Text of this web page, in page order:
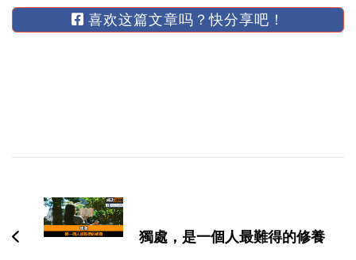
喜欢这篇文章吗？快分享吧！
航
獨處，是一個人最難得的修養